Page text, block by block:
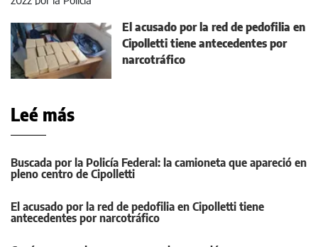
El acusado por la red de pedofilia en
Cipolletti tiene antecedentes por
narcotráfico
Leé más
Buscada por la Policía Federal: la camioneta que apareció en
pleno centro de Cipolletti
El acusado por la red de pedofilia en Cipolletti tiene
antecedentes por narcotráfico